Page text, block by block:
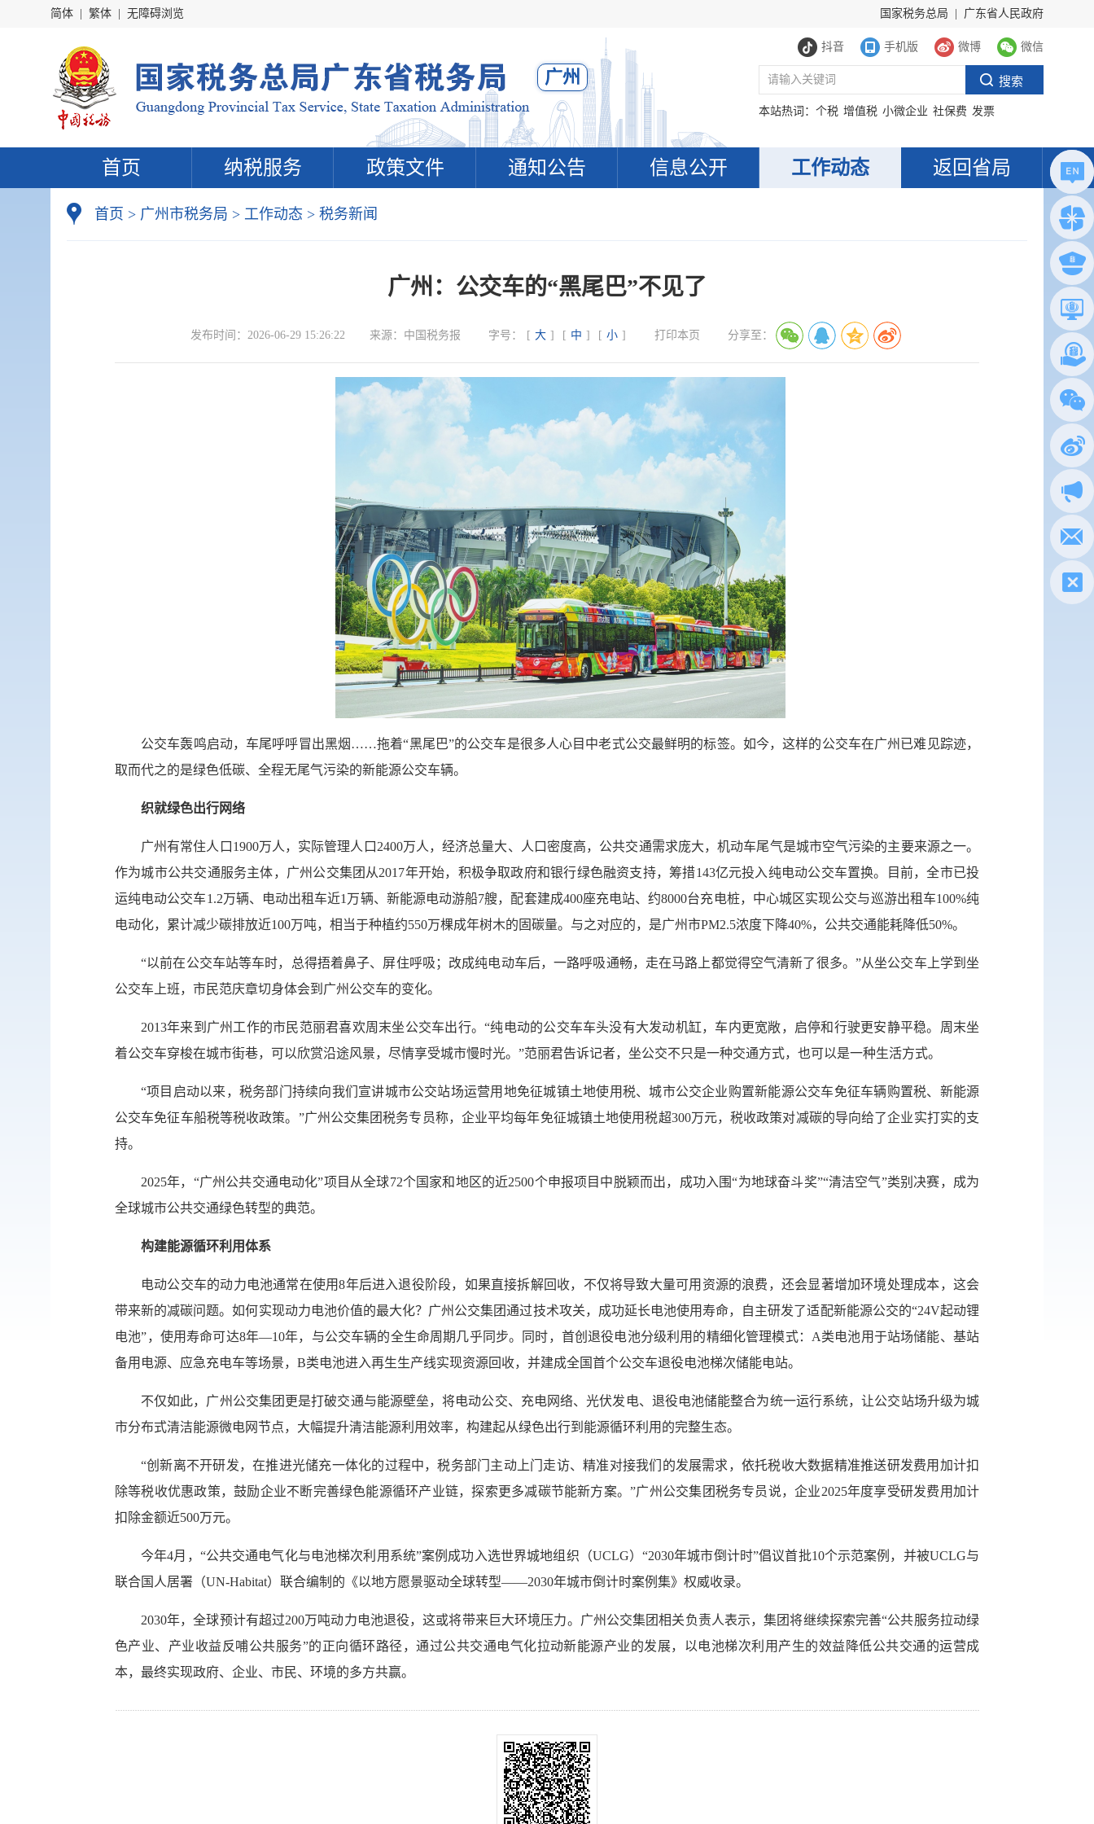
简体 繁体 无障碍浏览 国家税务总局 广东省人民政府
抖音 手机版 微博 微信
广州
本站热词： 个税 增值税 小微企业 社保费 发票
首页 纳税服务 政策文件 通知公告 信息公开 工作动态 返回省局
首页 > 广州市税务局 > 工作动态 > 税务新闻
广州：公交车的“黑尾巴”不见了
发布时间： 2026-06-29 15:26:22 来源： 中国税务报 字号： [ 大 ] [ 中 ] [ 小 ] 打印本页 分享至：
公交车轰鸣启动，车尾呼呼冒出黑烟……拖着“黑尾巴”的公交车是很多人心目中老式公交最鲜明的标签。如今，这样的公交车在广州已难见踪迹，
取而代之的是绿色低碳、全程无尾气污染的新能源公交车辆。
织就绿色出行网络
广州有常住人口1900万人，实际管理人口2400万人，经济总量大、人口密度高，公共交通需求庞大，机动车尾气是城市空气污染的主要来源之一。
作为城市公共交通服务主体，广州公交集团从2017年开始，积极争取政府和银行绿色融资支持，筹措143亿元投入纯电动公交车置换。目前，全市已投
运纯电动公交车1.2万辆、电动出租车近1万辆、新能源电动游船7艘，配套建成400座充电站、约8000台充电桩，中心城区实现公交与巡游出租车100%纯
电动化，累计减少碳排放近100万吨，相当于种植约550万棵成年树木的固碳量。与之对应的，是广州市PM2.5浓度下降40%，公共交通能耗降低50%。
“以前在公交车站等车时，总得捂着鼻子、屏住呼吸；改成纯电动车后，一路呼吸通畅，走在马路上都觉得空气清新了很多。”从坐公交车上学到坐
公交车上班，市民范庆章切身体会到广州公交车的变化。
2013年来到广州工作的市民范丽君喜欢周末坐公交车出行。“纯电动的公交车车头没有大发动机缸，车内更宽敞，启停和行驶更安静平稳。周末坐
着公交车穿梭在城市街巷，可以欣赏沿途风景，尽情享受城市慢时光。”范丽君告诉记者，坐公交不只是一种交通方式，也可以是一种生活方式。
“项目启动以来，税务部门持续向我们宣讲城市公交站场运营用地免征城镇土地使用税、城市公交企业购置新能源公交车免征车辆购置税、新能源
公交车免征车船税等税收政策。”广州公交集团税务专员称，企业平均每年免征城镇土地使用税超300万元，税收政策对减碳的导向给了企业实打实的支
持。
2025年，“广州公共交通电动化”项目从全球72个国家和地区的近2500个申报项目中脱颖而出，成功入围“为地球奋斗奖”“清洁空气”类别决赛，成为
全球城市公共交通绿色转型的典范。
构建能源循环利用体系
电动公交车的动力电池通常在使用8年后进入退役阶段，如果直接拆解回收，不仅将导致大量可用资源的浪费，还会显著增加环境处理成本，这会
带来新的减碳问题。如何实现动力电池价值的最大化？广州公交集团通过技术攻关，成功延长电池使用寿命，自主研发了适配新能源公交的“24V起动锂
电池”，使用寿命可达8年—10年，与公交车辆的全生命周期几乎同步。同时，首创退役电池分级利用的精细化管理模式：A类电池用于站场储能、基站
备用电源、应急充电车等场景，B类电池进入再生生产线实现资源回收，并建成全国首个公交车退役电池梯次储能电站。
不仅如此，广州公交集团更是打破交通与能源壁垒，将电动公交、充电网络、光伏发电、退役电池储能整合为统一运行系统，让公交站场升级为城
市分布式清洁能源微电网节点，大幅提升清洁能源利用效率，构建起从绿色出行到能源循环利用的完整生态。
“创新离不开研发，在推进光储充一体化的过程中，税务部门主动上门走访、精准对接我们的发展需求，依托税收大数据精准推送研发费用加计扣
除等税收优惠政策，鼓励企业不断完善绿色能源循环产业链，探索更多减碳节能新方案。”广州公交集团税务专员说，企业2025年度享受研发费用加计
扣除金额近500万元。
今年4月，“公共交通电气化与电池梯次利用系统”案例成功入选世界城地组织（UCLG）“2030年城市倒计时”倡议首批10个示范案例，并被UCLG与
联合国人居署（UN-Habitat）联合编制的《以地方愿景驱动全球转型——2030年城市倒计时案例集》权威收录。
2030年，全球预计有超过200万吨动力电池退役，这或将带来巨大环境压力。广州公交集团相关负责人表示，集团将继续探索完善“公共服务拉动绿
色产业、产业收益反哺公共服务”的正向循环路径，通过公共交通电气化拉动新能源产业的发展，以电池梯次利用产生的效益降低公共交通的运营成
本，最终实现政府、企业、市民、环境的多方共赢。
总局
政务
执法
电子
税惠通